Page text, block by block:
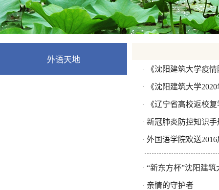
外语天地
· 《沈阳建筑大学疫
· 《沈阳建筑大学
· 《辽宁省高校返校
· 新冠肺炎防控知识手
· 外国语学院欢送
· “新东方杯”沈阳建
· 亲情的守护者